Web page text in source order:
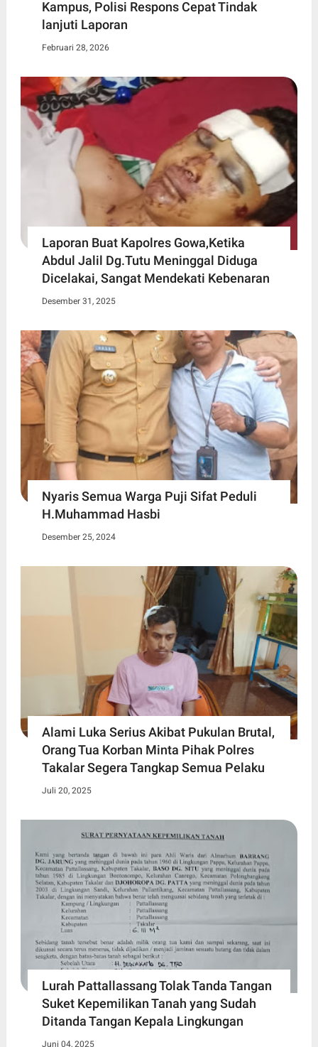
Kampus, Polisi Respons Cepat Tindak
lanjuti Laporan
Februari 28, 2026
Laporan Buat Kapolres Gowa,Ketika
Abdul Jalil Dg.Tutu Meninggal Diduga
Dicelakai, Sangat Mendekati Kebenaran
Desember 31, 2025
Nyaris Semua Warga Puji Sifat Peduli
H.Muhammad Hasbi
Desember 25, 2024
Alami Luka Serius Akibat Pukulan Brutal,
Orang Tua Korban Minta Pihak Polres
Takalar Segera Tangkap Semua Pelaku
Juli 20, 2025
Lurah Pattallassang Tolak Tanda Tangan
Suket Kepemilikan Tanah yang Sudah
Ditanda Tangan Kepala Lingkungan
Juni 04, 2025